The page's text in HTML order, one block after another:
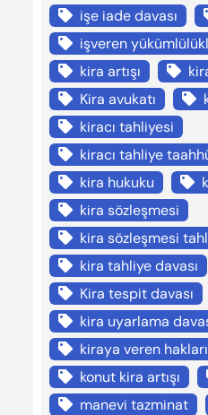
işe iade davası
işveren
kira artışı
Kira avukatı
kiracı tahliyesi
kiracı tahliye
kira hukuku
kira sözleşmesi
kira sözleşmesi
kira tahliye davası
Kira tespit davası
kira uyarlama
kiraya veren hakları
konut kira artışı
manevi tazminat